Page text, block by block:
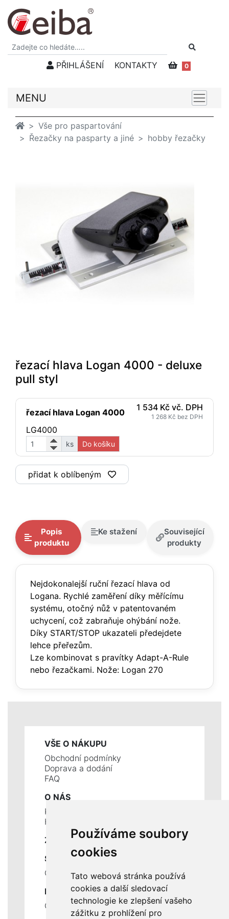
Používáme soubory
cookies
Tato webová stránka používá
cookies a další sledovací
technologie ke zlepšení vašeho
zážitku z prohlížení pro
PŘIHLÁŠENÍ KONTAKTY 0
MENU
Vše pro paspartování
Řezačky na pasparty a jiné
hobby řezačky
řezací hlava Logan 4000 - deluxe
pull styl
řezací hlava Logan 4000 1 534 Kč vč. DPH
1 268 Kč bez DPH
LG4000
ks Do košíku
přidat k oblíbeným
Popis
produktu
Ke stažení
Související
produkty
Nejdokonalejší ruční řezací hlava od
Logana. Rychlé zaměření díky měřícímu
systému, otočný nůž v patentovaném
uchycení, což zabraňuje ohýbání nože.
Díky START/STOP ukazateli předejdete
lehce přeřezům.
Lze kombinovat s pravítky Adapt-A-Rule
nebo řezačkami. Nože: Logan 270
VŠE O NÁKUPU
Obchodní podmínky
Doprava a dodání
FAQ
O NÁS
Kontakty
Historie a současnost
ZÁKLADNÍ ÚDAJE
SLUŽBY
Ceník servisních prací
DŮLEŽITÉ INFORMACE
Ochrana osobních údajů